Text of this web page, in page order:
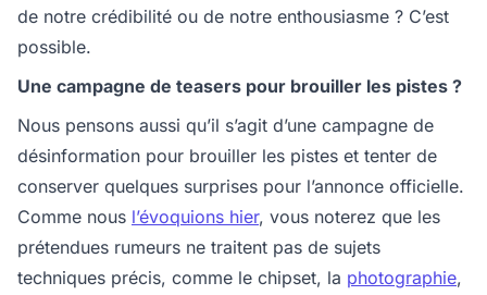
de notre crédibilité ou de notre enthousiasme ? C’est
possible.
Une campagne de teasers pour brouiller les pistes ?
Nous pensons aussi qu’il s’agit d’une campagne de
désinformation pour brouiller les pistes et tenter de
conserver quelques surprises pour l’annonce officielle.
Comme nous l’évoquions hier, vous noterez que les
prétendues rumeurs ne traitent pas de sujets
techniques précis, comme le chipset, la photographie,